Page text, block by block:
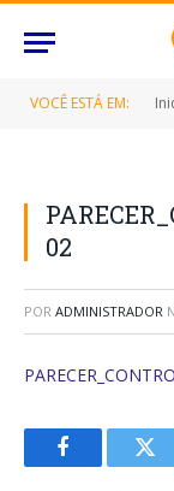
VOCÊ ESTÁ EM:
02
POR ADMINISTRADOR
Facebook